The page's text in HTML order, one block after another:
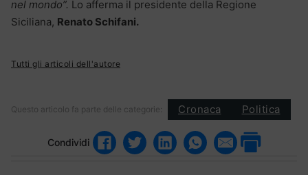
nel mondo”. Lo afferma il presidente della Regione
Siciliana, Renato Schifani.
Tutti gli articoli dell'autore
Questo articolo fa parte delle categorie: Cronaca Politica
Condividi